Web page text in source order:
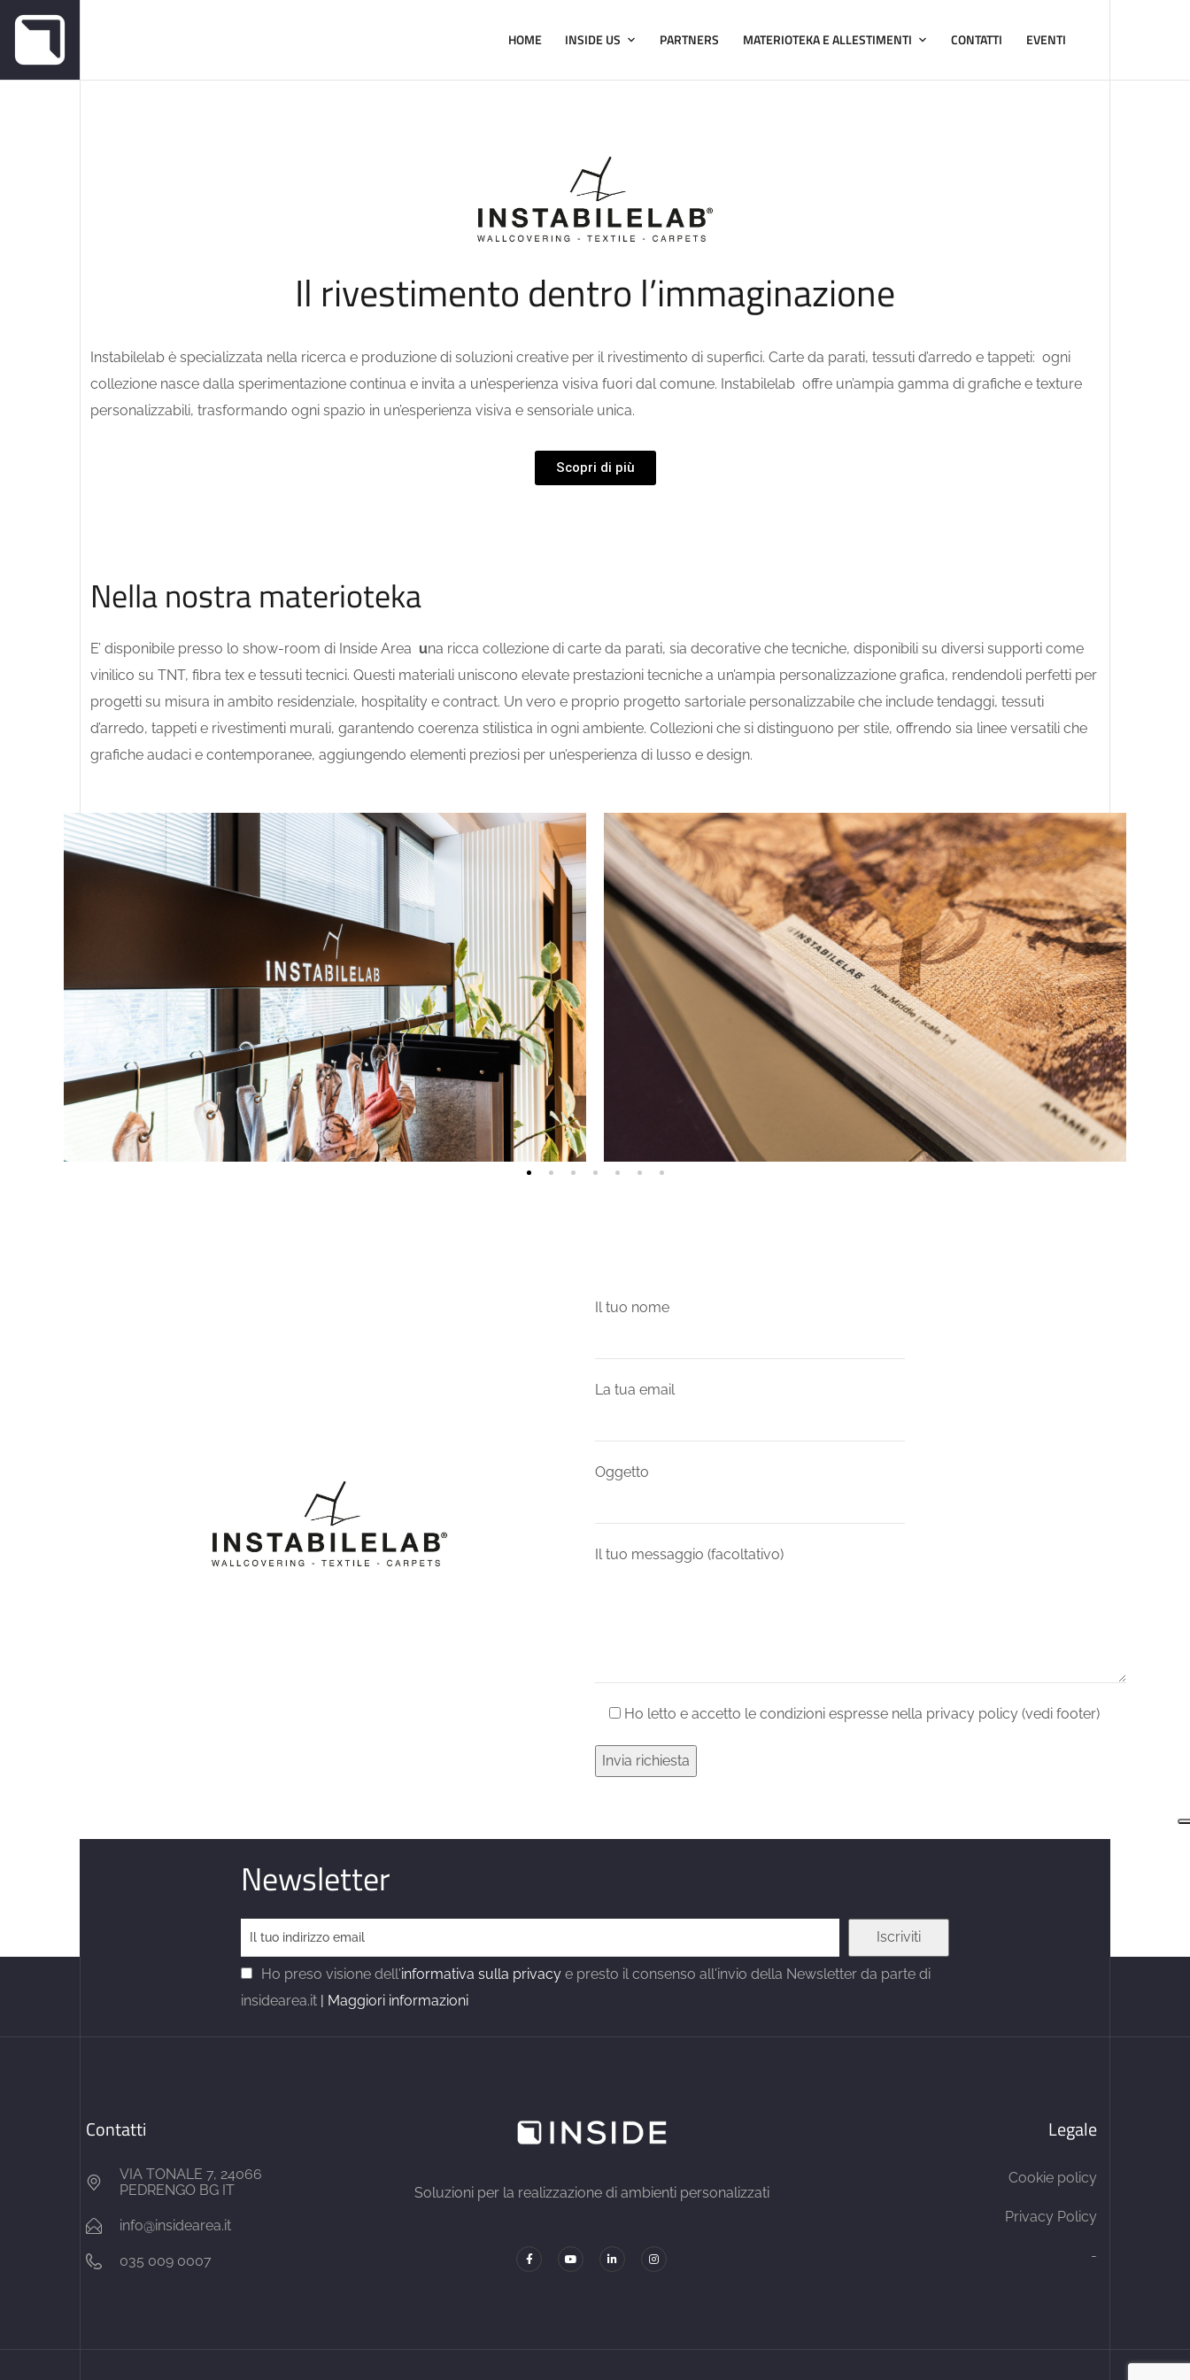
HOME INSIDE US PARTNERS MATERIOTEKA E ALLESTIMENTI CONTATTI EVENTI
Il rivestimento dentro l’immaginazione
Instabilelab è specializzata nella ricerca e produzione di soluzioni creative per il rivestimento di superfici. Carte da parati, tessuti d’arredo e tappeti: ogni
collezione nasce dalla sperimentazione continua e invita a un’esperienza visiva fuori dal comune. Instabilelab offre un’ampia gamma di grafiche e texture
personalizzabili, trasformando ogni spazio in un’esperienza visiva e sensoriale unica.
Scopri di più
Nella nostra materioteka
E’ disponibile presso lo show-room di Inside Area una ricca collezione di carte da parati, sia decorative che tecniche, disponibili su diversi supporti come
vinilico su TNT, fibra tex e tessuti tecnici. Questi materiali uniscono elevate prestazioni tecniche a un’ampia personalizzazione grafica, rendendoli perfetti per
progetti su misura in ambito residenziale, hospitality e contract. Un vero e proprio progetto sartoriale personalizzabile che include tendaggi, tessuti
d’arredo, tappeti e rivestimenti murali, garantendo coerenza stilistica in ogni ambiente. Collezioni che si distinguono per stile, offrendo sia linee versatili che
grafiche audaci e contemporanee, aggiungendo elementi preziosi per un’esperienza di lusso e design.
Il tuo nome
La tua email
Oggetto
Il tuo messaggio (facoltativo)
Ho letto e accetto le condizioni espresse nella privacy policy (vedi footer)
Newsletter
Ho preso visione dell'informativa sulla privacy e presto il consenso all'invio della Newsletter da parte di
insidearea.it | Maggiori informazioni
Contatti
VIA TONALE 7, 24066
PEDRENGO BG IT
info@insidearea.it
035 009 0007
Soluzioni per la realizzazione di ambienti personalizzati
Legale
Cookie policy
Privacy Policy
-